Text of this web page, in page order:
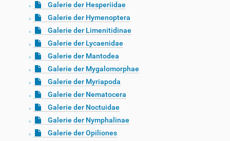
Galerie der Hesperiidae
Galerie der Hymenoptera
Galerie der Limenitidinae
Galerie der Lycaenidae
Galerie der Mantodea
Galerie der Mygalomorphae
Galerie der Myriapoda
Galerie der Nematocera
Galerie der Noctuidae
Galerie der Nymphalinae
Galerie der Opiliones